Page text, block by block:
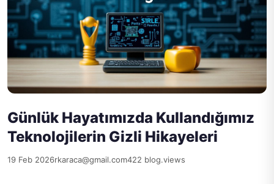
Günlük Hayatımızda Kullandığımız
Teknolojilerin Gizli Hikayeleri
19 Feb 2026rkaraca@gmail.com422 blog.views